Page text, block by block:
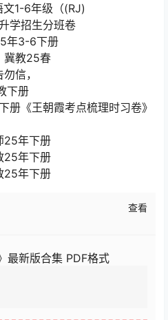
1-6年级（(RJ)
学招生分班卷
年3-6下册
冀教25春
信，
下册
册《王朝霞考点梳理时习卷》
25年下册
25年下册
25年下册
查看
最新版合集 PDF格式